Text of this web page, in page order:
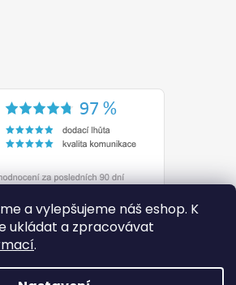
a vylepšujeme náš eshop. K
ukládat a zpracovávat
.